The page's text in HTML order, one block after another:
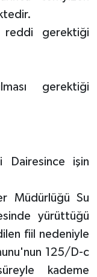
reddi gerektiği
gerektiği
Dairesince işin
Müdürlüğü Su
yürüttüğü
fiil nedeniyle
125/D-c
kademe